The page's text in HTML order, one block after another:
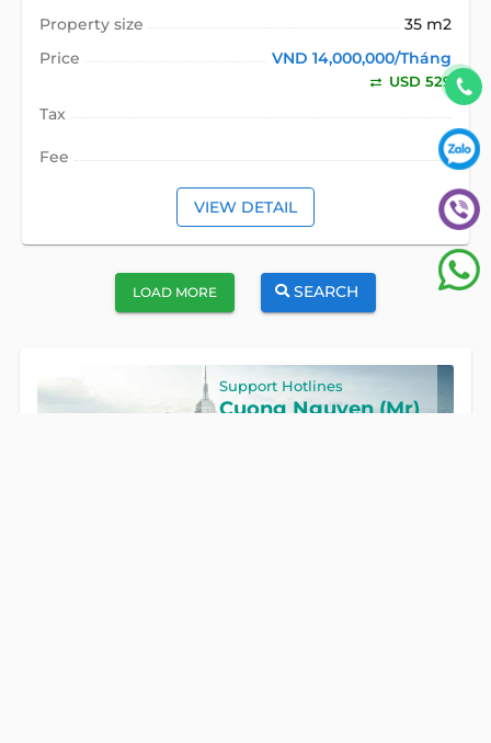
Property size
35 m2
Price
VND 14,000,000/Tháng
USD 529
Tax
Fee
VIEW DETAIL
LOAD MORE SEARCH
Support Hotlines
Cuong Nguyen (Mr)